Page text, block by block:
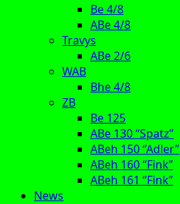
Be 4/8
ABe 4/8
Travys
ABe 2/6
WAB
Bhe 4/8
ZB
Be 125
ABe 130 “Spatz”
ABeh 150 “Adler”
ABeh 160 “Fink”
ABeh 161 “Fink”
News